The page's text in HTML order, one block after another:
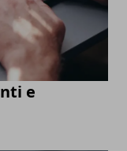
e